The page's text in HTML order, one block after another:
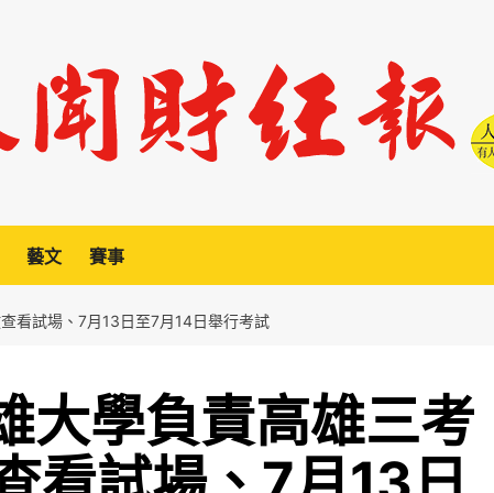
藝文 賽事
看試場、7月13日至7月14日舉行考試
大學負責高雄三考